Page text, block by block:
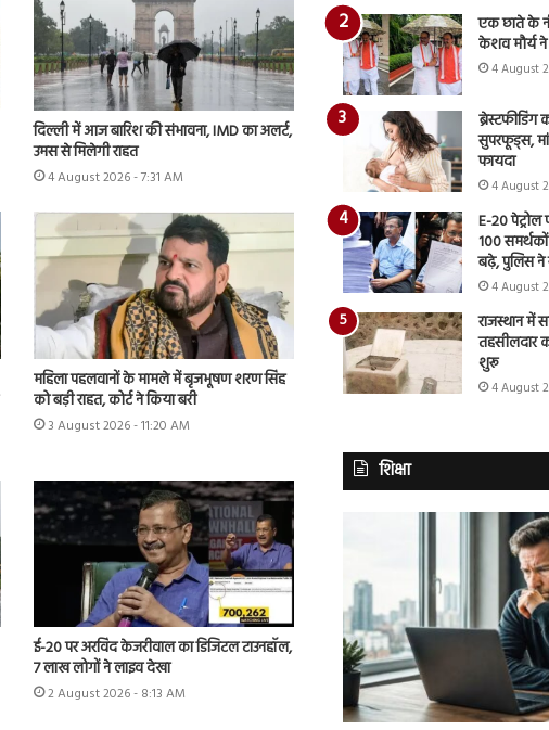
दिल्ली में आज बारिश की संभावना, IMD का अलर्ट,
उमस से मिलेगी राहत
4 August 2026 - 7:31 AM
महिला पहलवानों के मामले में बृजभूषण शरण सिंह
को बड़ी राहत, कोर्ट ने किया बरी
3 August 2026 - 11:20 AM
ई-20 पर अरविंद केजरीवाल का डिजिटल टाउनहॉल,
7 लाख लोगों ने लाइव देखा
2 August 2026 - 8:13 AM
एक छाते के
केशव मौर्य ने
4 August
ब्रेस्टफीडिंग
सुपरफूड्स,
फायदा
4 August
E-20
100
बढ़े, पुलिस ने
4 August
राजस्थान में
तहसीलदार
शुरू
4 August
शिक्षा